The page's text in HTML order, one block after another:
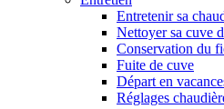
Entretenir sa
Nettoyer sa cuve
Conservation du
Fuite de cuve
Départ en
Réglages